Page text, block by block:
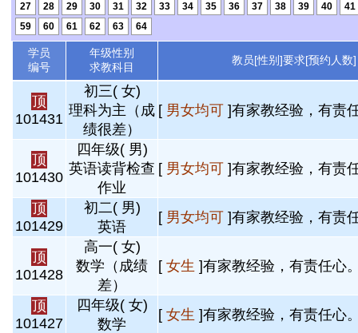
27
28 29 30 31 32 33 34 35 36 37 38 39 40
41
59
60 61 62 63 64
学员
编号
年级性别
求教科目
教员[性别]要求[预约人数]
顶
101431
初三( 女)
理科为主（成
绩很差）
[ 男女均可 ]有家教经验，有责
顶
101430
四年级( 男)
英语读背检查
作业
[ 男女均可 ]有家教经验，有责
顶
101429
初二( 男)
英语
[ 男女均可 ]有家教经验，有责
顶
101428
高一( 女)
数学（成绩
差）
[ 女生 ]有家教经验，有责任心
顶
101427
四年级( 女)
数学
[ 女生 ]有家教经验，有责任心